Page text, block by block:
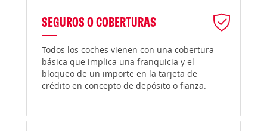
SEGUROS O COBERTURAS
Todos los coches vienen con una cobertura
básica que implica una franquicia y el
bloqueo de un importe en la tarjeta de
crédito en concepto de depósito o fianza.